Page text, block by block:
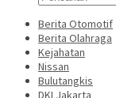
Berita Otomotif
Berita Olahraga
Kejahatan
Nissan
Bulutangkis
DKI Jakarta